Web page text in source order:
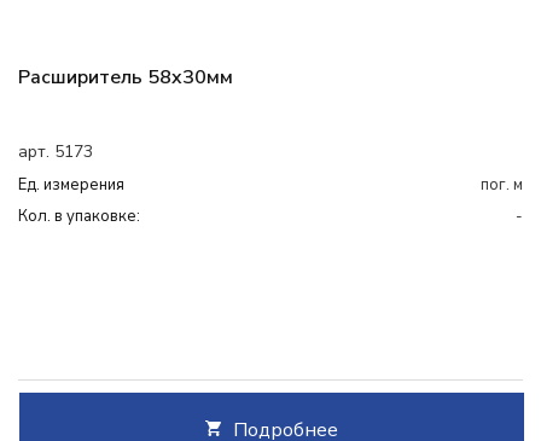
Расширитель 58x30мм
арт. 5173
Ед. измерения
пог. м
Кол. в упаковке:
-
Подробнее